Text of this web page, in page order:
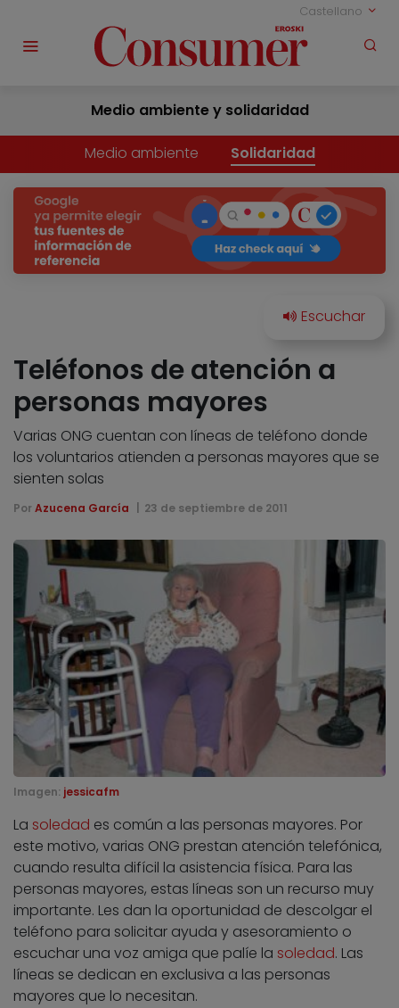
Castellano
Medio ambiente y solidaridad
Medio ambiente Solidaridad
Teléfonos de atención a
personas mayores
Varias ONG cuentan con líneas de teléfono donde
los voluntarios atienden a personas mayores que se
sienten solas
Por Azucena García 23 de septiembre de 2011
Imagen: jessicafm
La soledad es común a las personas mayores. Por
este motivo, varias ONG prestan atención telefónica,
cuando resulta difícil la asistencia física. Para las
personas mayores, estas líneas son un recurso muy
importante. Les dan la oportunidad de descolgar el
teléfono para solicitar ayuda y asesoramiento o
escuchar una voz amiga que palíe la soledad. Las
líneas se dedican en exclusiva a las personas
mayores que lo necesitan.